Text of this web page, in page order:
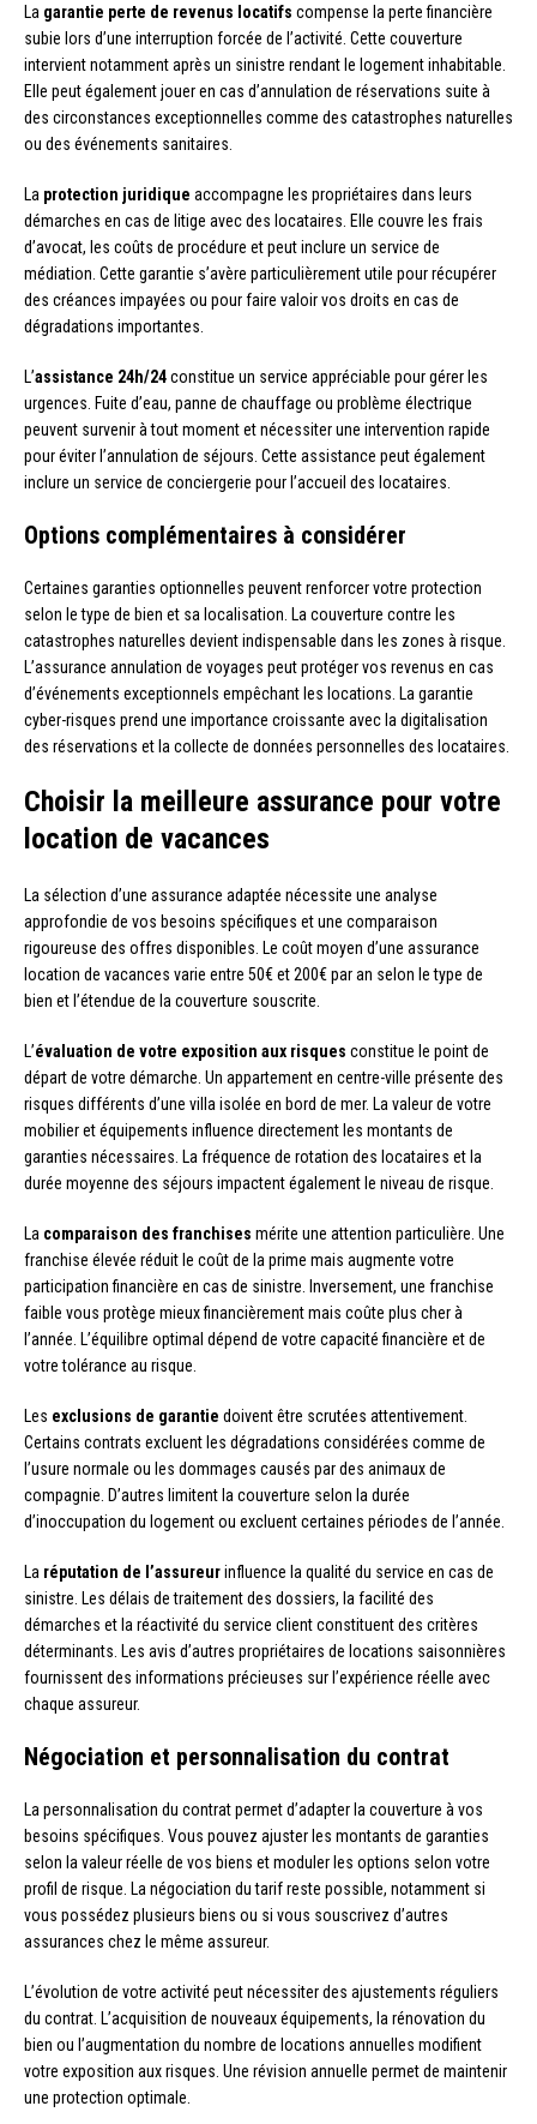
La garantie perte de revenus locatifs compense la perte financière
subie lors d’une interruption forcée de l’activité. Cette couverture
intervient notamment après un sinistre rendant le logement inhabitable.
Elle peut également jouer en cas d’annulation de réservations suite à
des circonstances exceptionnelles comme des catastrophes naturelles
ou des événements sanitaires.
La protection juridique accompagne les propriétaires dans leurs
démarches en cas de litige avec des locataires. Elle couvre les frais
d’avocat, les coûts de procédure et peut inclure un service de
médiation. Cette garantie s’avère particulièrement utile pour récupérer
des créances impayées ou pour faire valoir vos droits en cas de
dégradations importantes.
L’assistance 24h/24constitue un service appréciable pour gérer les
urgences. Fuite d’eau, panne de chauffage ou problème électrique
peuvent survenir à tout moment et nécessiter une intervention rapide
pour éviter l’annulation de séjours. Cette assistance peut également
inclure un service de conciergerie pour l’accueil des locataires.
Options complémentaires à considérer
Certaines garanties optionnelles peuvent renforcer votre protection
selon le type de bien et sa localisation. La couverture contre les
catastrophes naturelles devient indispensable dans les zones à risque.
L’assurance annulation de voyages peut protéger vos revenus en cas
d’événements exceptionnels empêchant les locations. La garantie
cyber-risques prend une importance croissante avec la digitalisation
des réservations et la collecte de données personnelles des locataires.
Choisir la meilleure assurance pour votre
location de vacances
La sélection d’une assurance adaptée nécessite une analyse
approfondie de vos besoins spécifiques et une comparaison
rigoureuse des offres disponibles. Le coût moyen d’une assurance
location de vacances varie entre 50€ et 200€ par an selon le type de
bien et l’étendue de la couverture souscrite.
L’évaluation de votre exposition aux risques constitue le point de
départ de votre démarche. Un appartement en centre-ville présente des
risques différents d’une villa isolée en bord de mer. La valeur de votre
mobilier et équipements influence directement les montants de
garanties nécessaires. La fréquence de rotation des locataires et la
durée moyenne des séjours impactent également le niveau de risque.
La comparaison des franchises mérite une attention particulière. Une
franchise élevée réduit le coût de la prime mais augmente votre
participation financière en cas de sinistre. Inversement, une franchise
faible vous protège mieux financièrement mais coûte plus cher à
l’année. L’équilibre optimal dépend de votre capacité financière et de
votre tolérance au risque.
Les exclusions de garantie doivent être scrutées attentivement.
Certains contrats excluent les dégradations considérées comme de
l’usure normale ou les dommages causés par des animaux de
compagnie. D’autres limitent la couverture selon la durée
d’inoccupation du logement ou excluent certaines périodes de l’année.
La réputation de l’assureurinfluence la qualité du service en cas de
sinistre. Les délais de traitement des dossiers, la facilité des
démarches et la réactivité du service client constituent des critères
déterminants. Les avis d’autres propriétaires de locations saisonnières
fournissent des informations précieuses sur l’expérience réelle avec
chaque assureur.
Négociation et personnalisation du contrat
La personnalisation du contrat permet d’adapter la couverture à vos
besoins spécifiques. Vous pouvez ajuster les montants de garanties
selon la valeur réelle de vos biens et moduler les options selon votre
profil de risque. La négociation du tarif reste possible, notamment si
vous possédez plusieurs biens ou si vous souscrivez d’autres
assurances chez le même assureur.
L’évolution de votre activité peut nécessiter des ajustements réguliers
du contrat. L’acquisition de nouveaux équipements, la rénovation du
bien ou l’augmentation du nombre de locations annuelles modifient
votre exposition aux risques. Une révision annuelle permet de maintenir
une protection optimale.